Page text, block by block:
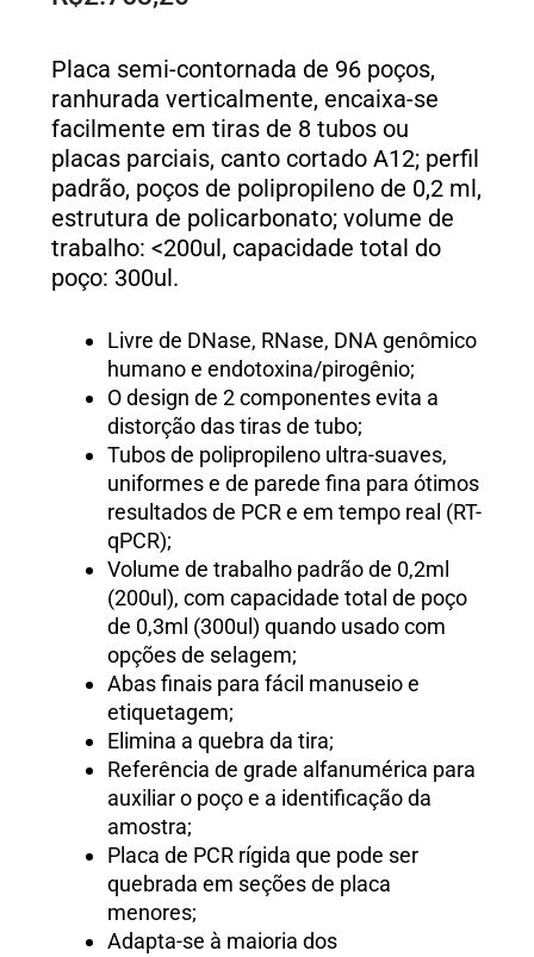
Placa semi-contornada de 96 poços,
ranhurada verticalmente, encaixa-se
facilmente em tiras de 8 tubos ou
placas parciais, canto cortado A12; perfil
padrão, poços de polipropileno de 0,2 ml,
estrutura de policarbonato; volume de
trabalho: <200ul, capacidade total do
poço: 300ul.
Livre de DNase, RNase, DNA genômico
humano e endotoxina/pirogênio;
O design de 2 componentes evita a
distorção das tiras de tubo;
Tubos de polipropileno ultra-suaves,
uniformes e de parede fina para ótimos
resultados de PCR e em tempo real (RT-
qPCR);
Volume de trabalho padrão de 0,2ml
(200ul), com capacidade total de poço
de 0,3ml (300ul) quando usado com
opções de selagem;
Abas finais para fácil manuseio e
etiquetagem;
Elimina a quebra da tira;
Referência de grade alfanumérica para
auxiliar o poço e a identificação da
amostra;
Placa de PCR rígida que pode ser
quebrada em seções de placa
menores;
Adapta-se à maioria dos